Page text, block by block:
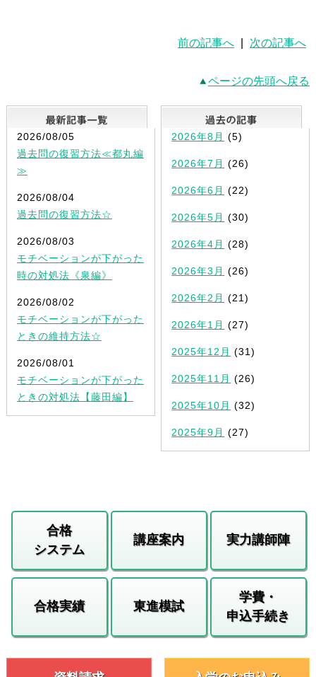
前の記事へ 次の記事へ
ページの先頭へ戻る
最新記事一覧
2026/08/05
過去問の復習方法≪都丸編
≫
2026/08/04
過去問の復習方法☆
2026/08/03
モチベーションが下がった
時の対処法《泉編》
2026/08/02
モチベーションが下がった
ときの維持方法☆
2026/08/01
モチベーションが下がった
ときの対処法【藤田編】
2026年8月 (5)
2026年7月 (26)
2026年6月 (22)
2026年5月 (30)
2026年4月 (28)
2026年3月 (26)
2026年2月 (21)
2026年1月 (27)
2025年12月 (31)
2025年11月 (26)
2025年10月 (32)
2025年9月 (27)
合格
システム
講座案内 実力講師陣
合格実績 東進模試
学費・
申込手続き